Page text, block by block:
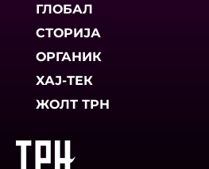
ГЛОБАЛ
СТОРИЈА
ОРГАНИК
ХАЈ-ТЕК
ЖОЛТ ТРН